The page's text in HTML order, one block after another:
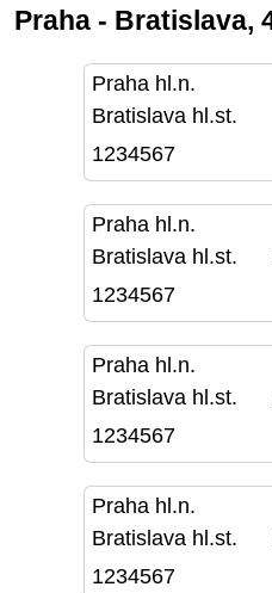
Praha - Bratislava,
Praha hl.n.
Bratislava hl.st.
1234567
Praha hl.n.
Bratislava hl.st.
1234567
Praha hl.n.
Bratislava hl.st.
1234567
Praha hl.n.
Bratislava hl.st.
1234567